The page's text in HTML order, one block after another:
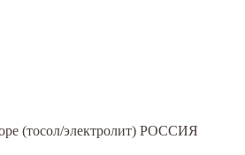
(тосол/электролит) РОССИЯ